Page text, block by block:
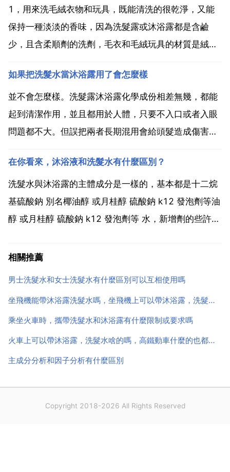
1，用來洗毛絨衣物和玩具，既能清洗的很乾淨，又能
保持一種淡淡的香味，因為洗髮露或沐浴露都是含鹼
少，且含柔順劑的洗劑，毛衣和毛絨玩具的材質是絨
會破壞絨毛的蛋白質結構，使絨毛變脆弱失去柔軟性，
纖維的拉力也變差，容易斷裂，以至於掉毛的情況。而
這些含鹼少，且含...
如果把洗髮水當沐浴露用了會怎麼樣
並不會怎麼樣。洗髮露沐浴露化學成份相差無幾，都能
起到清潔作用，並且都用於人體，只要不入口或者入眼
問題都不大。但誤把兩者長期混用會給頭髮造成傷害。
謝的分泌物，並加入了保溼成分 如親膚油脂類 防止乾
裂。洗髮水作用於發部毛鱗細胞，開啟毛鱗細胞進行清
潔，並使...
在你看來，沐浴液和洗髮水有什麼區別？
洗髮水與沐浴露的主體成分是一樣的，基本都是十二烷
基硫酸鈉 別名椰油醇 或月桂醇 硫酸鈉 k12 發泡劑等油
醇 或月桂醇 硫酸鈉 k12 發泡劑等 水，新增劑的些許不
為主。表面活性劑有幾十萬種，其中適合用於洗滌產品
相關推薦
男士洗髮水和女士洗髮水有什麼區別可以互相使用嗎
坐飛機能帶沐浴露洗髮水嗎，坐飛機上可以帶沐浴露，洗髮露，洗面奶嗎？
乘坐火車時，攜帶洗髮水和沐浴露有什麼限制或要求嗎
火車上可以帶沐浴露，洗髮水啥的嗎，高鐵動車什麼的也都可以帶嗎？急
主成分分析和因子分析有什麼區別
Copyright 2018-2026 All Rights Reserved